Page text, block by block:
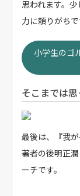
思われます。
力に頼りがち
小学生のゴ
そこまでは思
最後は、『我
著者の後明正
ーチです。